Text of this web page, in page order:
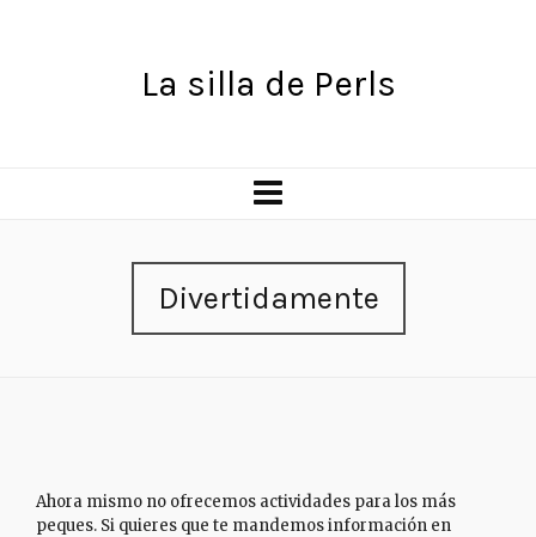
La silla de Perls
Divertidamente
Ahora mismo no ofrecemos actividades para los más
peques. Si quieres que te mandemos información en